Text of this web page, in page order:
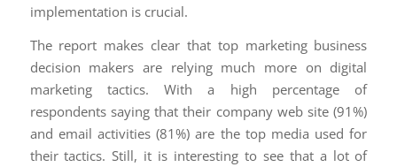
implementation is crucial.
The report makes clear that top marketing business
decision makers are relying much more on digital
marketing tactics. With a high percentage of
respondents saying that their company web site (91%)
and email activities (81%) are the top media used for
their tactics. Still, it is interesting to see that a lot of